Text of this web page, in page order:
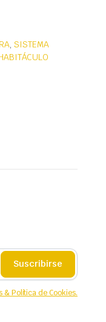
,SISTEMA
Suscribirse
& Política de Cookies.